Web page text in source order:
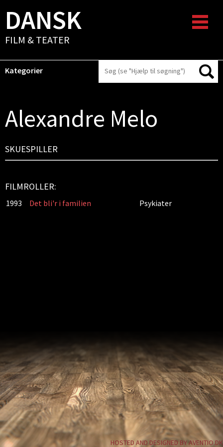
DANSK
FILM & TEATER
Kategorier
Alexandre Melo
SKUESPILLER
FILMROLLER:
1993 Det bli'r i familien Psykiater
HOSTED AND DESIGNED BY AVENTIO.DK